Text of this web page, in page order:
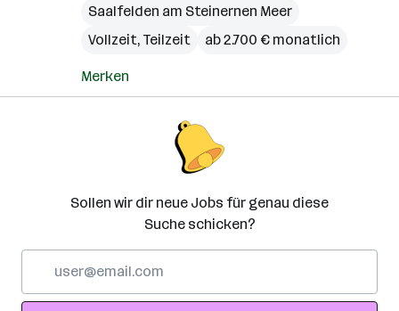
Saalfelden am Steinernen Meer
Vollzeit, Teilzeit
ab 2.700 € monatlich
Merken
Sollen wir dir neue Jobs für genau diese
Suche schicken?
Adresse